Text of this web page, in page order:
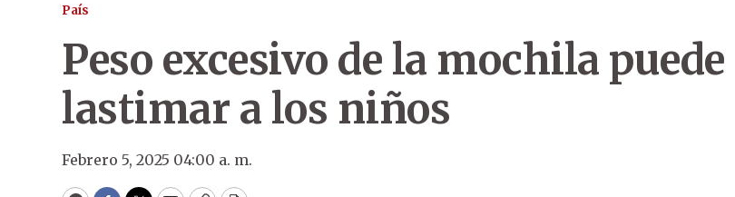
País
Peso excesivo de la mochila puede
lastimar a los niños
Febrero 5, 2025 04:00 a. m.